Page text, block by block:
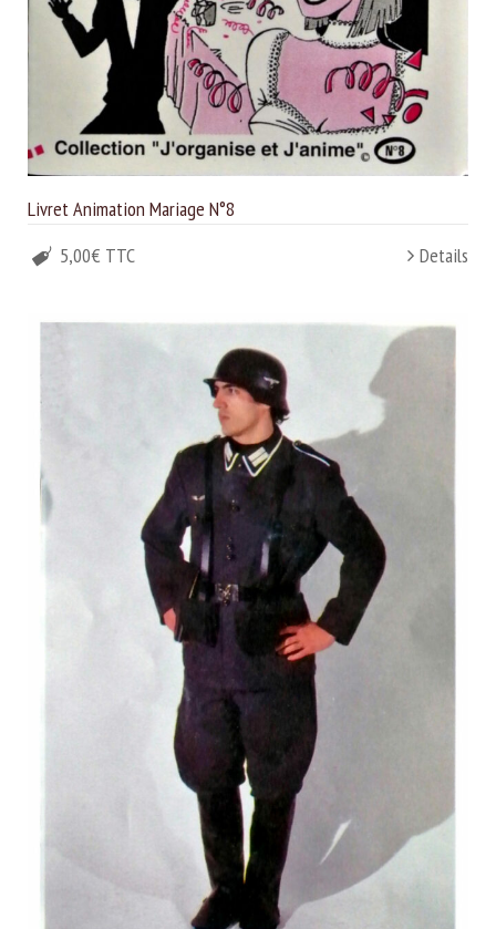
Livret Animation Mariage N°8
5,00€ TTC
Details